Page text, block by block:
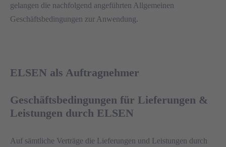
gelangen die nachfolgend angeführten Allgemeinen
Geschäftsbedingungen zur Anwendung.
ELSEN als Auftragnehmer
Geschäftsbedingungen für Lieferungen &
Leistungen durch ELSEN
Auf sämtliche Verträge die Lieferungen und Leistungen durch